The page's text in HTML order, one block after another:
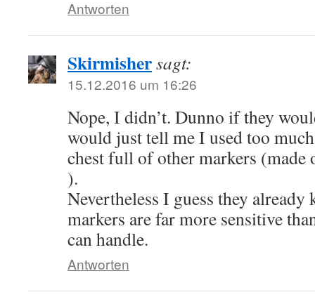
Antworten
Skirmishersagt:
15.12.2016 um 16:26
Nope, I didn’t. Dunno if they
would just tell me I used too
chest full of other markers (made
).
Nevertheless I guess they already
markers are far more sensitive
can handle.
Antworten